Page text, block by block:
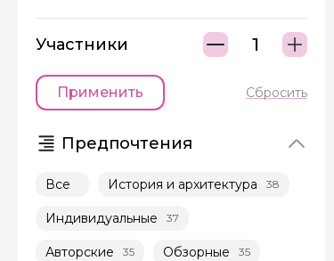
Участники
Применить Сбросить
Предпочтения
Все История и архитектура 38
Индивидуальные 37
Авторские 35 Обзорные 35